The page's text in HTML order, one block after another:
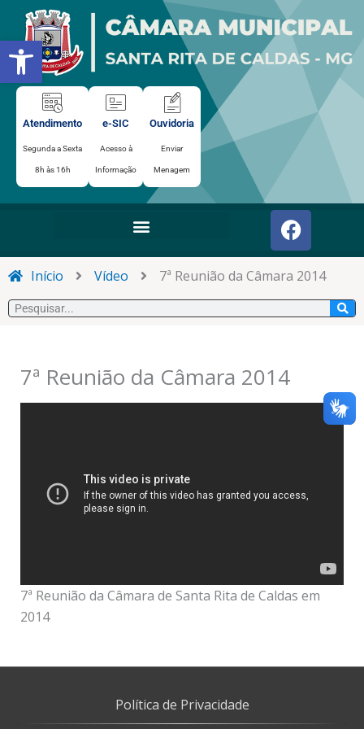
Abrir a barra de ferramentas
para
conteúdo
Atendimento
Segunda a Sexta
8h às 16h
e-SIC
Acesso à
Informação
Ouvidoria
Enviar
Menagem
F
a
c
e
b
o
Início Vídeo
7ª Reunião da Câmara 2014
Pesquisar
7ª Reunião da Câmara 2014
7ª Reunião da Câmara de Santa Rita de Caldas em
2014
Política de Privacidade